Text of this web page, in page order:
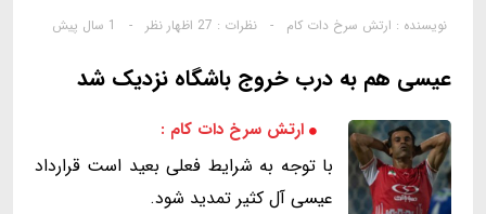
نویسنده : ارتش سرخ دات کام - نظرات : 27 اظهار نظر - 1 سال پیش
عیسی هم به درب خروج باشگاه نزدیک شد
ارتش سرخ دات کام :
با توجه به شرایط فعلی بعید است قرارداد
عیسی آل کثیر تمدید شود.